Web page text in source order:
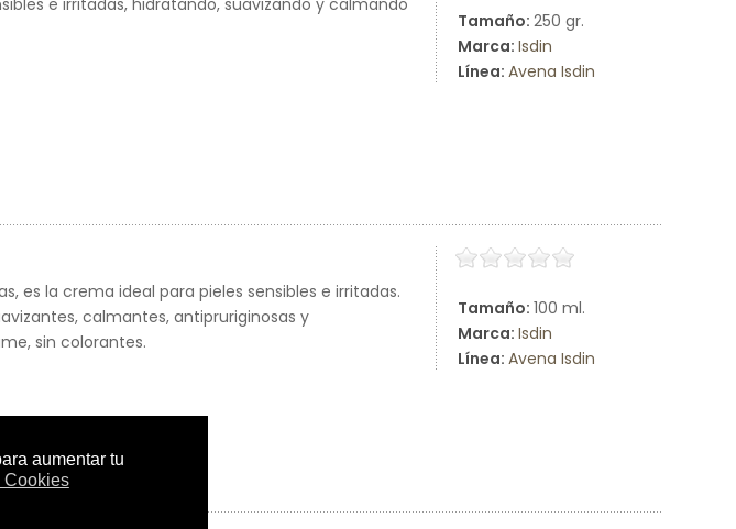
Tamaño: 250 gr.
Marca: Isdin
Línea: Avena Isdin
e irritadas, hidratando, suavizando y calmando
Tamaño: 100 ml.
Marca: Isdin
Línea: Avena Isdin
es la crema ideal para pieles sensibles e irritadas.
calmantes, antipruriginosas y
sin colorantes.